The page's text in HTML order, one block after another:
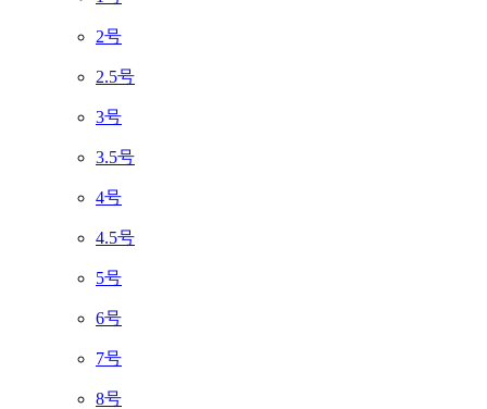
2号
2.5号
3号
3.5号
4号
4.5号
5号
6号
7号
8号